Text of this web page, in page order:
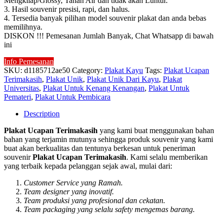
3. Hasil souvenir presisi, rapi, dan halus.
4. Tersedia banyak pilihan model souvenir plakat dan anda bebas
memilihnya.
DISKON !!! Pemesanan Jumlah Banyak, Chat Whatsapp di bawah
ini
Info Pemesanan
SKU: d1185712ae50 Category: Plakat Kayu Tags: Plakat Ucapan
Terimakasih, Plakat Unik, Plakat Unik Dari Kayu, Plakat
Universitas, Plakat Untuk Kenang Kenangan, Plakat Untuk
Pemateri, Plakat Untuk Pembicara
Description
Plakat Ucapan Terimakasih yang kami buat menggunakan bahan
bahan yang terjamin mutunya sehingga produk souvenir yang kami
buat akan berkualitas dan tentunya berkesan untuk peneriman
souvenirPlakat Ucapan Terimakasih. Kami selalu memberikan
yang terbaik kepada pelanggan sejak awal, mulai dari:
Customer Service yang Ramah.
Team designer yang inovatif.
Team produksi yang profesional dan cekatan.
Team packaging yang selalu safety mengemas barang.